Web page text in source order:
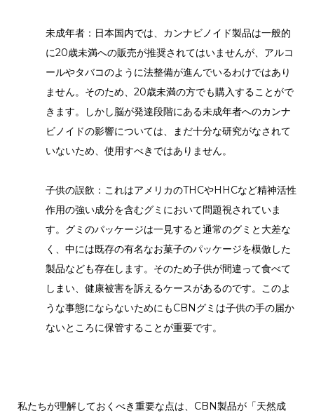
未成年者：日本国内では、カンナビノイド製品は一般的
に20歳未満への販売が推奨されてはいませんが、アルコ
ールやタバコのように法整備が進んでいるわけではあり
ません。そのため、20歳未満の方でも購入することがで
きます。しかし脳が発達段階にある未成年者へのカンナ
ビノイドの影響については、まだ十分な研究がなされて
いないため、使用すべきではありません。
子供の誤飲：これはアメリカのTHCやHHCなど精神活性
作用の強い成分を含むグミにおいて問題視されていま
す。グミのパッケージは一見すると通常のグミと大差な
く、中には既存の有名なお菓子のパッケージを模倣した
製品なども存在します。そのため子供が間違って食べて
しまい、健康被害を訴えるケースがあるのです。このよ
うな事態にならないためにもCBNグミは子供の手の届か
ないところに保管することが重要です。
私たちが理解しておくべき重要な点は、CBN製品が「天然成